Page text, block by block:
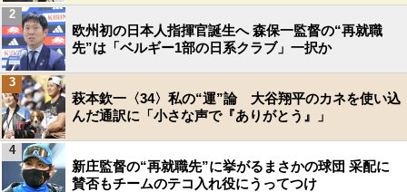
欧州初の日本人指揮官誕生へ 森保一監督の“再就職
先”は「ベルギー1部の日系クラブ」一択か
2
萩本欽一〈34〉私の“運”論 大谷翔平のカネを使い込
んだ通訳に「小さな声で『ありがとう』」
3
新庄監督の“再就職先”に挙がるまさかの球団 采配に
賛否もチームのテコ入れ役にうってつけ
4